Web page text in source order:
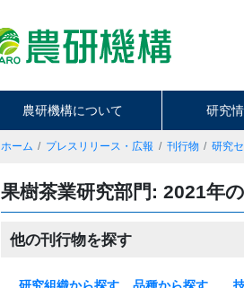
農研機構について 研究
ホーム プレスリリース・広報 刊行物 研究
果樹茶業研究部門: 2021年
他の刊行物を探す